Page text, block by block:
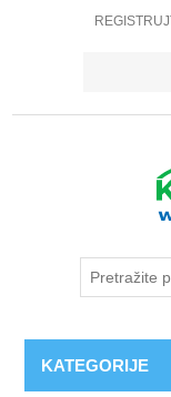
KATEGORIJE